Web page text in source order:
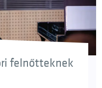
felnőtteknek